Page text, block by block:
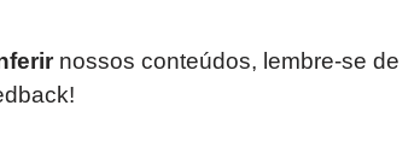
nossos conteúdos, lembre-se de